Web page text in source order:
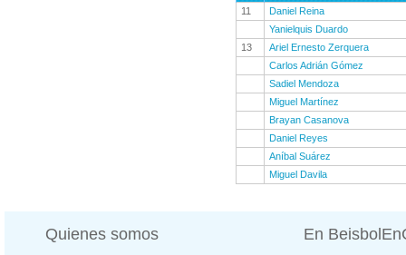
11
Daniel Reina
Yanielquis Duardo
13
Ariel Ernesto Zerquera
Carlos Adrián Gómez
Sadiel Mendoza
Miguel Martínez
Brayan Casanova
Daniel Reyes
Aníbal Suárez
Miguel Davila
Quienes somos En